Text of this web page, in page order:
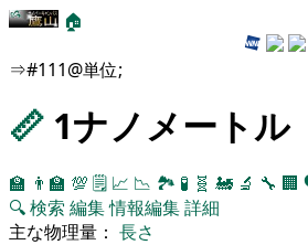
🏠
⇒#111@単位;
📏 1ナノメートル
🏫 👨‍🏫 💯 🗒️ 📈 📉 🏞 🧪 🧬 🚂 🔬 🔧 🏢
🔍検索 編集情報編集詳細
主な物理量： 長さ